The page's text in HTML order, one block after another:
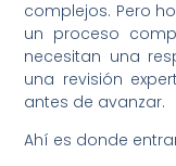
complejos. Pero
un proceso
necesitan una
una revisión
antes de avanzar.
Ahí es donde